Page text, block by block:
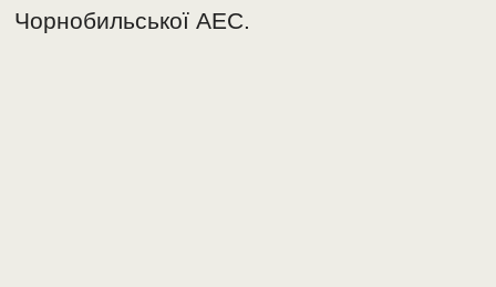
Чорнобильської АЕС.